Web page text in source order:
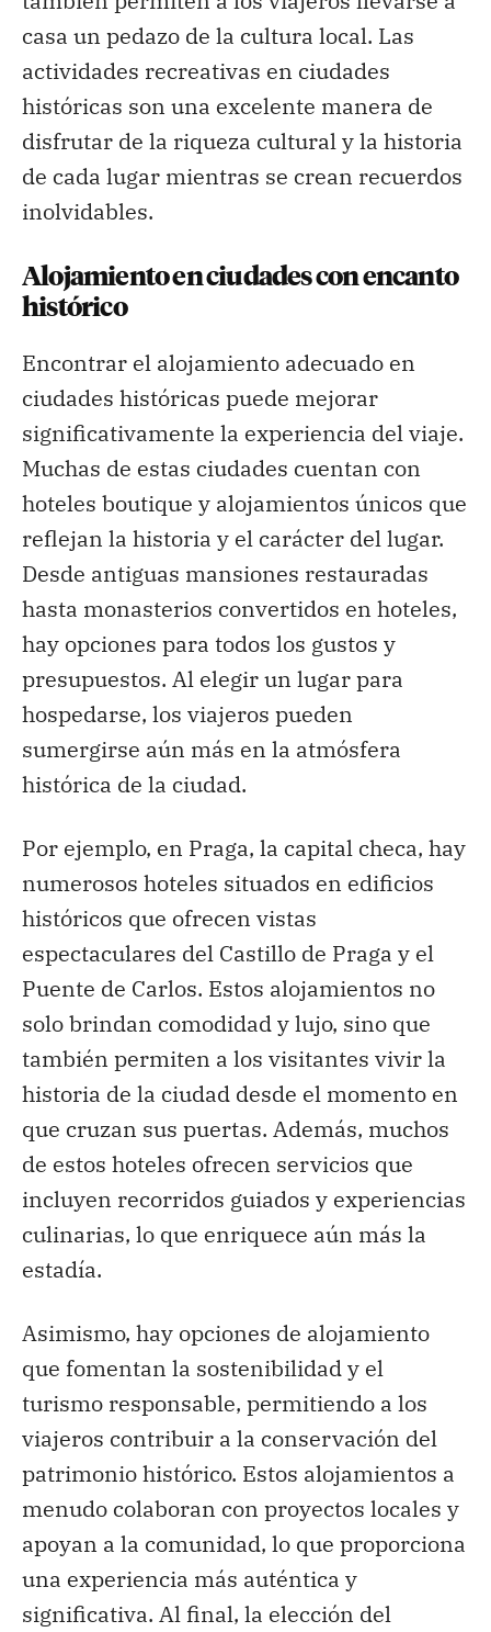
casa un pedazo de la cultura local. Las
actividades recreativas en ciudades
históricas son una excelente manera de
disfrutar de la riqueza cultural y la historia
de cada lugar mientras se crean recuerdos
inolvidables.
Alojamiento en ciudades con encanto
histórico
Encontrar el alojamiento adecuado en
ciudades históricas puede mejorar
significativamente la experiencia del viaje.
Muchas de estas ciudades cuentan con
hoteles boutique y alojamientos únicos que
reflejan la historia y el carácter del lugar.
Desde antiguas mansiones restauradas
hasta monasterios convertidos en hoteles,
hay opciones para todos los gustos y
presupuestos. Al elegir un lugar para
hospedarse, los viajeros pueden
sumergirse aún más en la atmósfera
histórica de la ciudad.
Por ejemplo, en Praga, la capital checa, hay
numerosos hoteles situados en edificios
históricos que ofrecen vistas
espectaculares del Castillo de Praga y el
Puente de Carlos. Estos alojamientos no
solo brindan comodidad y lujo, sino que
también permiten a los visitantes vivir la
historia de la ciudad desde el momento en
que cruzan sus puertas. Además, muchos
de estos hoteles ofrecen servicios que
incluyen recorridos guiados y experiencias
culinarias, lo que enriquece aún más la
estadía.
Asimismo, hay opciones de alojamiento
que fomentan la sostenibilidad y el
turismo responsable, permitiendo a los
viajeros contribuir a la conservación del
patrimonio histórico. Estos alojamientos a
menudo colaboran con proyectos locales y
apoyan a la comunidad, lo que proporciona
una experiencia más auténtica y
significativa. Al final, la elección del